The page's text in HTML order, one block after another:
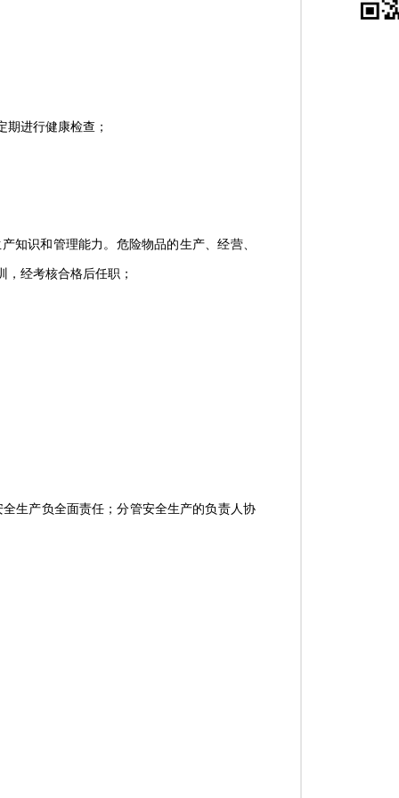
进行健康检查；
知识和管理能力。危险物品的生产、经营、
经考核合格后任职；
生产负全面责任；分管安全生产的负责人协